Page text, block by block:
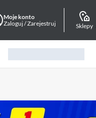
Moje konto
Zaloguj / Zarejestruj
Sklepy